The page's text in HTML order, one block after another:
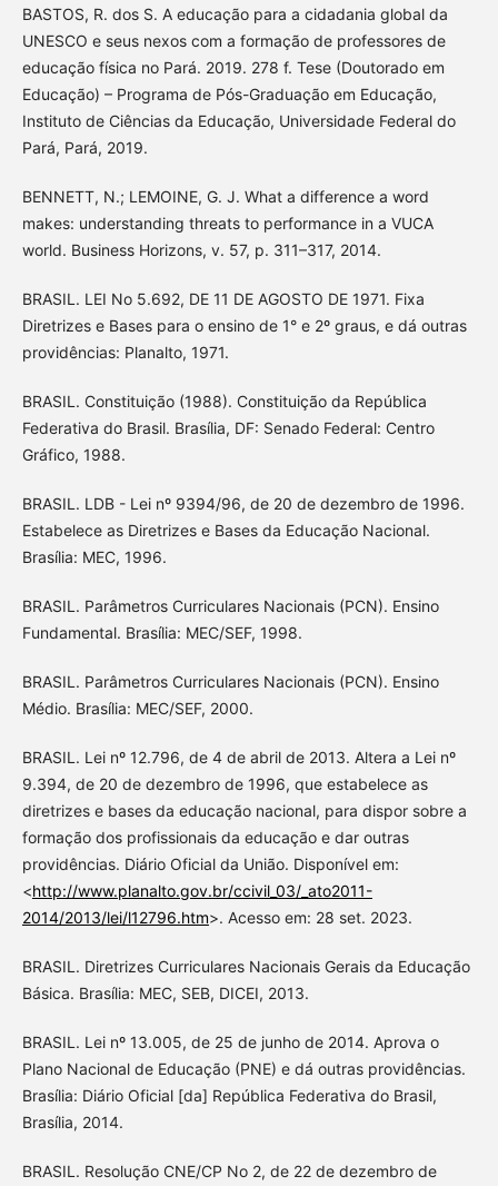
BASTOS, R. dos S. A educação para a cidadania global da
UNESCO e seus nexos com a formação de professores de
educação física no Pará. 2019. 278 f. Tese (Doutorado em
Educação) – Programa de Pós-Graduação em Educação,
Instituto de Ciências da Educação, Universidade Federal do
Pará, Pará, 2019.
BENNETT, N.; LEMOINE, G. J. What a difference a word
makes: understanding threats to performance in a VUCA
world. Business Horizons, v. 57, p. 311–317, 2014.
BRASIL. LEI No 5.692, DE 11 DE AGOSTO DE 1971. Fixa
Diretrizes e Bases para o ensino de 1° e 2º graus, e dá outras
providências: Planalto, 1971.
BRASIL. Constituição (1988). Constituição da República
Federativa do Brasil. Brasília, DF: Senado Federal: Centro
Gráfico, 1988.
BRASIL. LDB - Lei nº 9394/96, de 20 de dezembro de 1996.
Estabelece as Diretrizes e Bases da Educação Nacional.
Brasília: MEC, 1996.
BRASIL. Parâmetros Curriculares Nacionais (PCN). Ensino
Fundamental. Brasília: MEC/SEF, 1998.
BRASIL. Parâmetros Curriculares Nacionais (PCN). Ensino
Médio. Brasília: MEC/SEF, 2000.
BRASIL. Lei nº 12.796, de 4 de abril de 2013. Altera a Lei nº
9.394, de 20 de dezembro de 1996, que estabelece as
diretrizes e bases da educação nacional, para dispor sobre a
formação dos profissionais da educação e dar outras
providências. Diário Oficial da União. Disponível em:
<http://www.planalto.gov.br/ccivil_03/_ato2011-
2014/2013/lei/l12796.htm>. Acesso em: 28 set. 2023.
BRASIL. Diretrizes Curriculares Nacionais Gerais da Educação
Básica. Brasília: MEC, SEB, DICEI, 2013.
BRASIL. Lei nº 13.005, de 25 de junho de 2014. Aprova o
Plano Nacional de Educação (PNE) e dá outras providências.
Brasília: Diário Oficial [da] República Federativa do Brasil,
Brasília, 2014.
BRASIL. Resolução CNE/CP No 2, de 22 de dezembro de